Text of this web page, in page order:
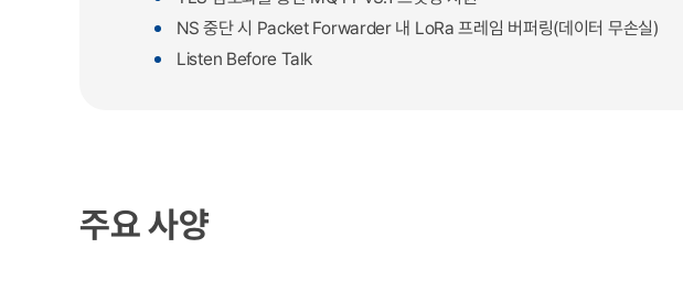
NS 중단 시 Packet Forwarder 내 LoRa 프레임 버퍼링(데이터 무손실)
Listen Before Talk
주요 사양